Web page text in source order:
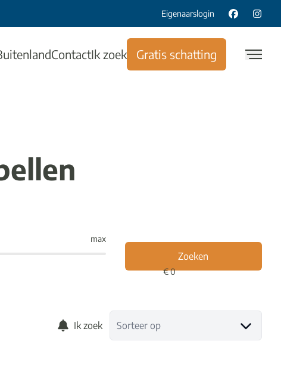
Eigenaarslogin
ContactIk zoek Gratis schatting
max
Zoeken
Ik zoek Sorteer op